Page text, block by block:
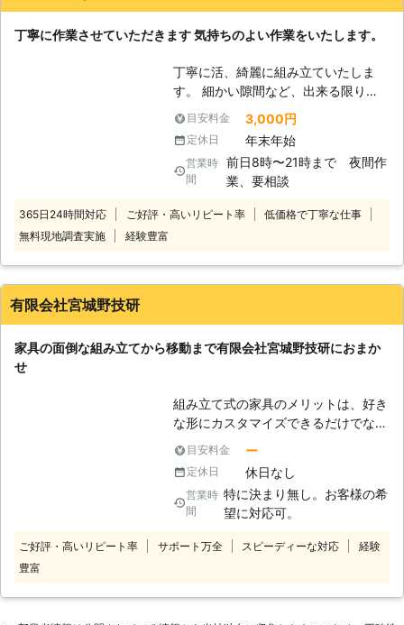
り、お悩みのお客様はぜひ家具移動組
立110番をご利用ください。 大きくて
くてできなかったという家具も、実績
豊富なベテランが迅速に解決します。
家具移動組立110番では、家具の組立
作業や移動作業にお困りのお客様に喜
んで対応させていただきます。
丁寧に作業させていただきます 気持ちのよい作業をいたします。
丁寧に活、綺麗に組み立ていたしま
す。 細かい隙間など、出来る限りの
精巧な作業をし、お客様になっとくい
ただけるようにがんばります。
目安料金 3,000円
定休日 年末年始
営業時
間
前日8時〜21時まで 夜間作
業、要相談
365日24時間対応 ご好評・高いリピート率
低価格で丁寧な仕事
無料現地調査実施
経験豊富
有限会社宮城野技研
家具の面倒な組み立てから移動まで有限会社宮城野技研におまか
せ
組み立て式の家具のメリットは、好き
な形にカスタマイズできるだけでなく
購入費が安いということです。ただこ
のメリット目当てで買ったのは良い
が、実際に組み立てる作業に入ると部
品の構築が大変になってしまいます。
さらにやっとの思いで組み立てに成功
したのは良いが、今度はその家具を指
定した場所に運ばなければならないた
目安料金 ー
定休日 休日なし
営業時
間
特に決まり無し。お客様の希
望に対応可。
ご好評・高いリピート率 サポート万全 スピーディーな対応
経験
豊富